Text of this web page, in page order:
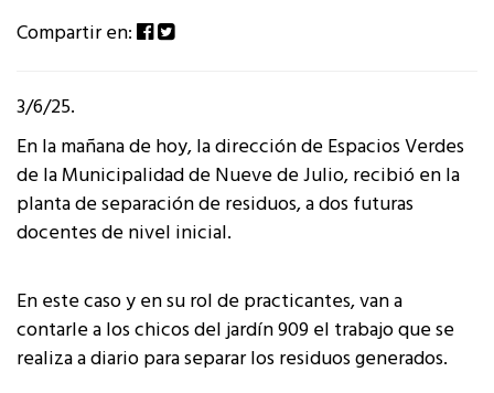
Compartir en:
3/6/25.
En la mañana de hoy, la dirección de Espacios Verdes
de la Municipalidad de Nueve de Julio, recibió en la
planta de separación de residuos, a dos futuras
docentes de nivel inicial.
En este caso y en su rol de practicantes, van a
contarle a los chicos del jardín 909 el trabajo que se
realiza a diario para separar los residuos generados.